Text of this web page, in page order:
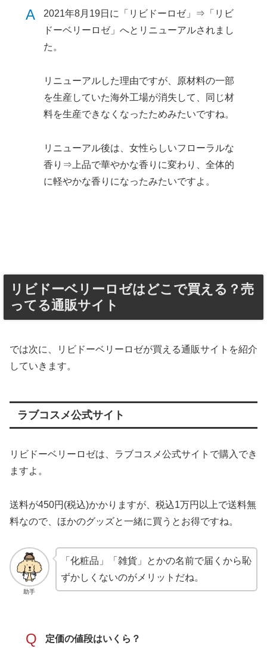
A
2021年8月19日に「リビドーロゼ」⇒「リビ
ドーベリーロゼ」へとリニューアルされまし
た。
リニューアルした理由ですが、原材料の一部
を生産していた海外工場が消失して、同じ材
料を生産できなくなったためみたいですね。
リニューアル後は、女性らしいフローラルな
香り⇒上品で華やかな香りに変わり、全体的
に軽やかな香りになったみたいですよ。
リビドーベリーロゼはどこで買える？売
ってる通販サイト
では次に、リビドーベリーロゼが買える通販サイトを紹介
していきます。
ラブコスメ公式サイト
リビドーベリーロゼは、ラブコスメ公式サイトで購入でき
ますよ。
送料が450円(税込)かかりますが、税込1万円以上で送料無
料なので、ほかのグッズと一緒に買うとお得ですね。
助手
「化粧品」「雑貨」とかの名前で届くから恥
ずかしくないのがメリットだね。
Q 定価の値段はいくら？